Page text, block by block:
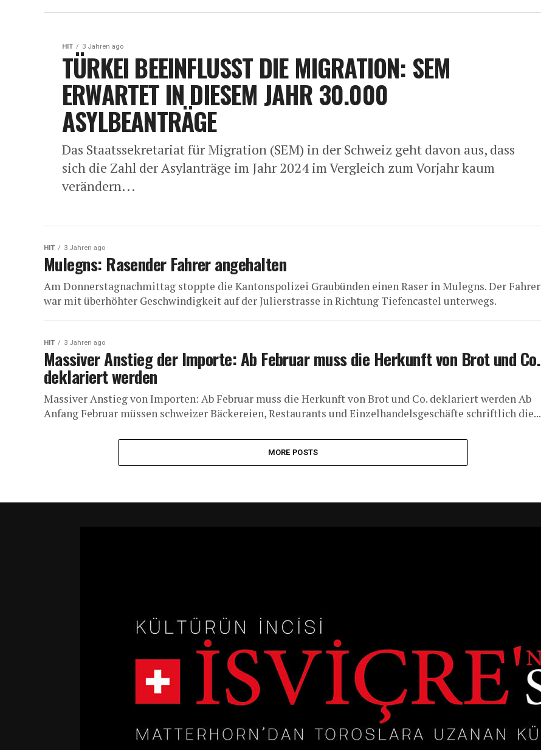
HIT 3 Jahren ago
TÜRKEI BEEINFLUSST DIE MIGRATION: SEM
ERWARTET IN DIESEM JAHR 30.000
ASYLBEANTRÄGE
Das Staatssekretariat für Migration (SEM) in der Schweiz geht davon aus, dass
sich die Zahl der Asylanträge im Jahr 2024 im Vergleich zum Vorjahr kaum
verändern...
HIT 3 Jahren ago
Mulegns: Rasender Fahrer angehalten
Am Donnerstagnachmittag stoppte die Kantonspolizei Graubünden einen Raser in Mulegns. Der Fahrer
war mit überhöhter Geschwindigkeit auf der Julierstrasse in Richtung Tiefencastel unterwegs.
HIT 3 Jahren ago
Massiver Anstieg der Importe: Ab Februar muss die Herkunft von Brot und Co.
deklariert werden
Massiver Anstieg von Importen: Ab Februar muss die Herkunft von Brot und Co. deklariert werden Ab
Anfang Februar müssen schweizer Bäckereien, Restaurants und Einzelhandelsgeschäfte schriftlich die...
MORE POSTS